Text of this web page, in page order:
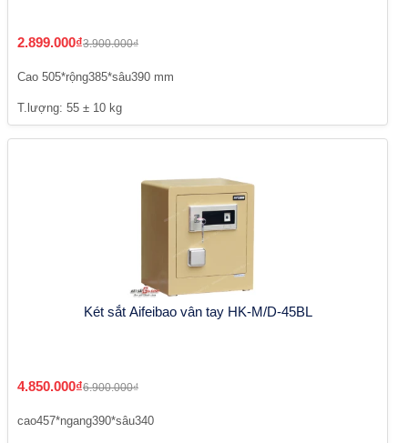
2.899.000₫3.900.000₫
Cao 505*rộng385*sâu390 mm
T.lượng: 55 ± 10 kg
Két sắt Aifeibao vân tay HK-M/D-45BL
4.850.000₫6.900.000₫
cao457*ngang390*sâu340